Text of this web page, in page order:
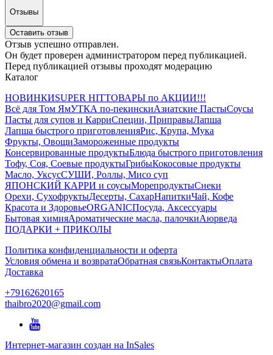
Отзывы
Оставить отзыв
Отзыв успешно отправлен.
Он будет проверен администратором перед публикацией.
Перед публикацией отзывы проходят модерацию
Каталог
НОВИНКИSUPER HITТОВАРЫ по АКЦИИ!!!
Всё для Том ЯмУТКА по-пекинскиАзиатские ПастыСоусы
Пасты для супов и КарриСпеции, ПриправыЛапша
Лапша быстрого приготовленияРис, Крупа, Мука
Фрукты, ОвощиЗамороженные продукты
Консервированные продуктыБлюда быстрого приготовления
Тофу, Соя, Соевые продуктыГрибыКокосовые продукты
Масло, УксусСУШИ, Роллы, Мисо суп
ЯПОНСКИЙ КАРРИ и соусыМорепродуктыСнеки
Орехи, СухофруктыДесерты, СахарНапиткиЧай, Кофе
Красота и ЗдоровьеORGANICПосуда, Аксессуары
Бытовая химияАроматические масла, палочкиАюрведа
ПОДАРКИ + ПРИКОЛЫ
Политика конфиденциальности и оферта
Условия обмена и возвратаОбратная связьКонтактыОплата
Доставка
+79162620165
thaibro2020@gmail.com
Интернет-магазин создан на InSales